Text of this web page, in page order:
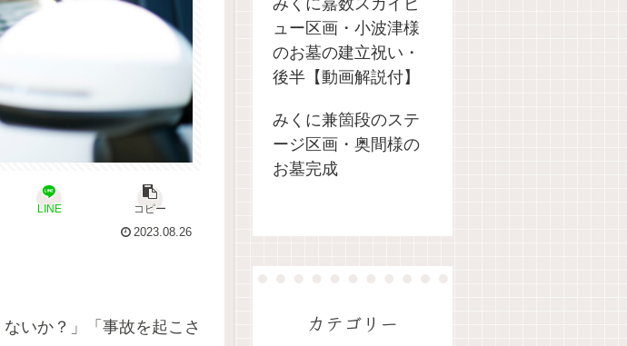
LINE
コピー
2023.08.26
いか？」「事故を起こさ
みくに嘉数スカイビ
ュー区画・小波津様
のお墓の建立祝い・
後半【動画解説付】
みくに兼箇段のステ
ージ区画・奥間様の
お墓完成
カテゴリー